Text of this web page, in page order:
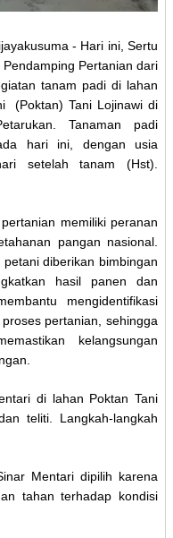
- Hari ini, Sertu
Pertanian dari
tanam padi di lahan
(Poktan) Tani Lojinawi di
Tanaman padi
hari ini, dengan usia
setelah tanam (Hst).
memiliki peranan
pangan nasional.
diberikan bimbingan
hasil panen dan
mengidentifikasi
pertanian, sehingga
kelangsungan
di lahan Poktan Tani
teliti. Langkah-langkah
Mentari dipilih karena
tahan terhadap kondisi